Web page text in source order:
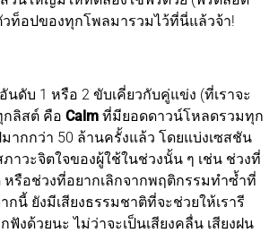
วท็อปของทุกโพลมารวมไว้ที่นี่แล้วจ้า!
ดับ 1 หรือ 2 ขับเคี่ยวกับคู่แข่ง (ที่เราจะ
กลิสต์ คือ Calm ที่มียอดดาวน์โหลดรวมทุก
ากกว่า 50 ล้านครั้งแล้ว โดยแบ่งเซสชัน
าวะจิตใจของผู้ใช้ในช่วงนั้น ๆ เช่น ช่วงที่
หรือช่วงที่อยากเลิกจากพฤติกรรมทำซ้ำที่
กนี้ ยังมีเสียงธรรมชาติที่จะช่วยให้เรารี
ฟังด้วยนะ ไม่ว่าจะเป็นเสียงคลื่น เสียงฝน